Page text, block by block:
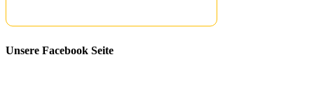
Unsere Facebook Seite